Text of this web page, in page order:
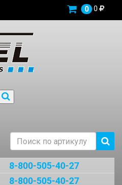
0 0
8-800-505-40-27
8-800-505-40-27